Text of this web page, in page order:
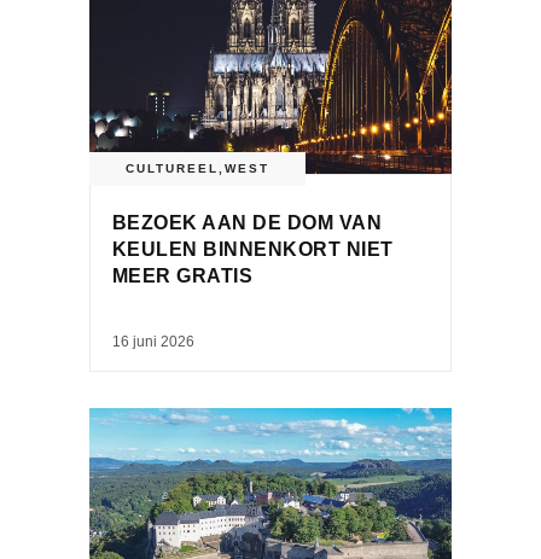
CULTUREEL WEST
BEZOEK AAN DE DOM VAN
KEULEN BINNENKORT NIET
MEER GRATIS
16 juni 2026